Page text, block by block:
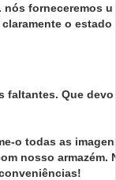
forneceremos
o estado
faltantes. Que devo
o todas as
nosso armazém.